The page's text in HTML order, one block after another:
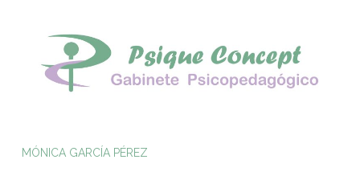
MÓNICA GARCÍA PÉREZ